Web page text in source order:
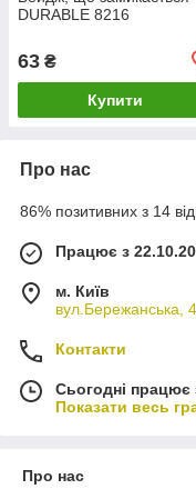
DURABLE 8216
63 ₴
Купити
Про нас
86% позитивних з 14
Працює з
м. Київ
вул.Бережанська,
Контакти
Сьогодні працює
Показати весь
Про нас